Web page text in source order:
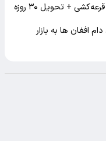
+ تحویل ۳۰ روزه
افغان ها به بازار